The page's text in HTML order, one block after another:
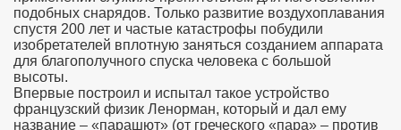
подобных снарядов. Только развитие воздухоплавания
спустя 200 лет и частые катастрофы побудили
изобретателей вплотную заняться созданием аппарата
для благополучного спуска человека с большой
высоты.
Впервые построил и испытал такое устройство
французский физик Ленорман, который и дал ему
название – «парашют» (от греческого «пара» – против